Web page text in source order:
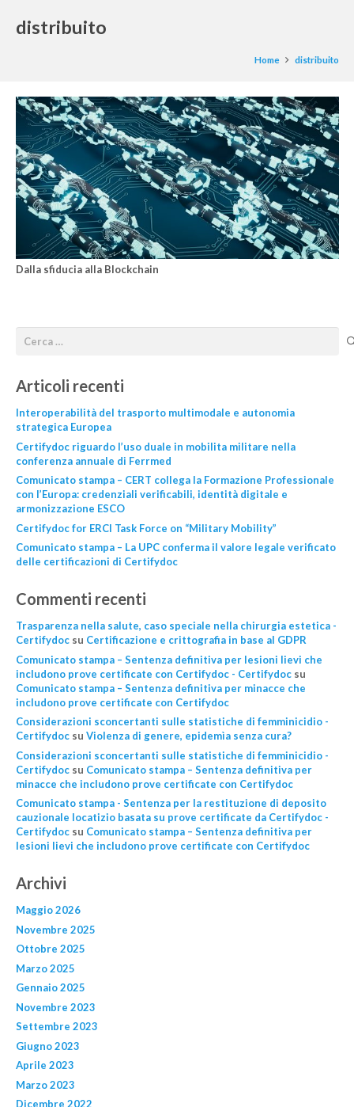
distribuito
Home distribuito
Dalla sfiducia alla Blockchain
Articoli recenti
Interoperabilità del trasporto multimodale e autonomia
strategica Europea
Certifydoc riguardo l’uso duale in mobilita militare nella
conferenza annuale di Ferrmed
Comunicato stampa – CERT collega la Formazione Professionale
con l’Europa: credenziali verificabili, identità digitale e
armonizzazione ESCO
Certifydoc for ERCI Task Force on “Military Mobility”
Comunicato stampa – La UPC conferma il valore legale verificato
delle certificazioni di Certifydoc
Commenti recenti
Trasparenza nella salute, caso speciale nella chirurgia estetica -
Certifydocsu Certificazione e crittografia in base al GDPR
Comunicato stampa – Sentenza definitiva per lesioni lievi che
includono prove certificate con Certifydoc - Certifydocsu
Comunicato stampa – Sentenza definitiva per minacce che
includono prove certificate con Certifydoc
Considerazioni sconcertanti sulle statistiche di femminicidio -
Certifydocsu Violenza di genere, epidemìa senza cura?
Considerazioni sconcertanti sulle statistiche di femminicidio -
Certifydocsu Comunicato stampa – Sentenza definitiva per
minacce che includono prove certificate con Certifydoc
Comunicato stampa - Sentenza per la restituzione di deposito
cauzionale locatizio basata su prove certificate da Certifydoc -
Certifydocsu Comunicato stampa – Sentenza definitiva per
lesioni lievi che includono prove certificate con Certifydoc
Archivi
Maggio 2026
Novembre 2025
Ottobre 2025
Marzo 2025
Gennaio 2025
Novembre 2023
Settembre 2023
Giugno 2023
Aprile 2023
Marzo 2023
Dicembre 2022